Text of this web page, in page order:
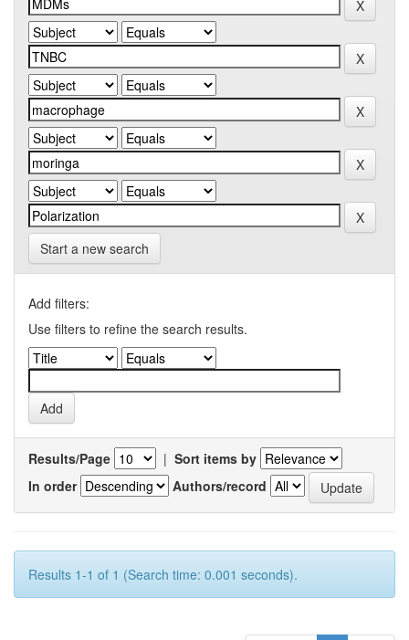
Start a new search
Add filters:
Use filters to refine the search results.
Results/Page | Sort items by
In order
Authors/record
Results 1-1 of 1 (Search time: 0.001 seconds).